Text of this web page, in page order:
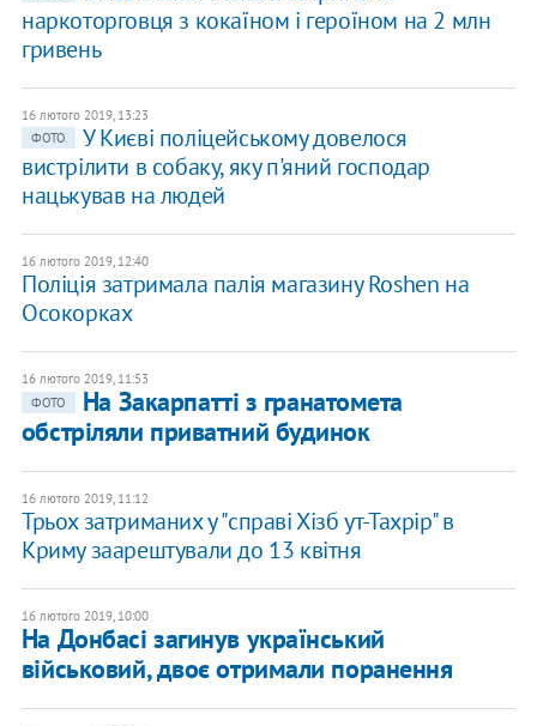
наркоторговця з кокаїном і героїном на 2 млн
гривень
16 лютого 2019, 13:23
ФОТО
У Києві поліцейському довелося
вистрілити в собаку, яку п'яний господар
нацькував на людей
16 лютого 2019, 12:40
Поліція затримала палія магазину Roshen на
Осокорках
16 лютого 2019, 11:53
ФОТО
На Закарпатті з гранатомета
обстріляли приватний будинок
16 лютого 2019, 11:12
Трьох затриманих у "справі Хізб ут-Тахрір" в
Криму заарештували до 13 квітня
16 лютого 2019, 10:00
На Донбасі загинув український
військовий, двоє отримали поранення